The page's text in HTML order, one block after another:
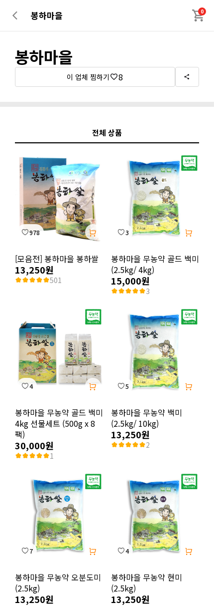
봉하마을 0
봉하마을
이 업체 찜하기 8
전체 상품
978
[모음전] 봉하마을 봉하쌀
13,250원
501
3
봉하마을 무농약 골드 백미
(2.5kg/ 4kg)
15,000원
3
4
봉하마을 무농약 골드 백미
4kg 선물세트 (500g x 8
팩)
30,000원
1
5
봉하마을 무농약 백미
(2.5kg/ 10kg)
13,250원
2
7
봉하마을 무농약 오분도미
(2.5kg)
13,250원
4
봉하마을 무농약 현미
(2.5kg)
13,250원